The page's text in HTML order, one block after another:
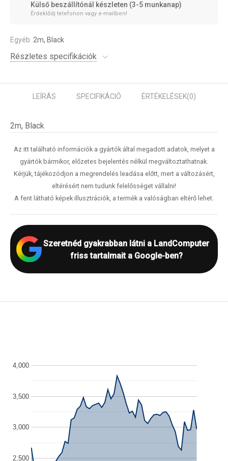
Külső beszállítónál készleten (3-5 munkanap)
Érdeklődj telefonon vagy e-mailben!
Egyéb: 2m, Black
Részletes specifikációk
LEÍRÁS SPECIFIKÁCIÓ ÉRTÉKELÉSEK(0)
2m, Black
Az itt található információk a gyártók által megadott adatok, melyet a
gyártók bármikor, előzetes bejelentés nélkül megváltoztathatnak.
Kérjük, tájékozódjon a megrendelés leadása előtt, mert a változásért,
eltérésért nem tudunk felelősséget vállalni!
A fent látható képek illusztrációk, a termék a valóságban eltérő lehet.
Szeretnéd gyakrabban látni a LandComputer
friss tartalmait a Google-ben?
2,500
3,000
3,500
4,000